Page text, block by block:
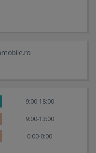
9:00-18:00
9:00-13:00
0:00-0:00